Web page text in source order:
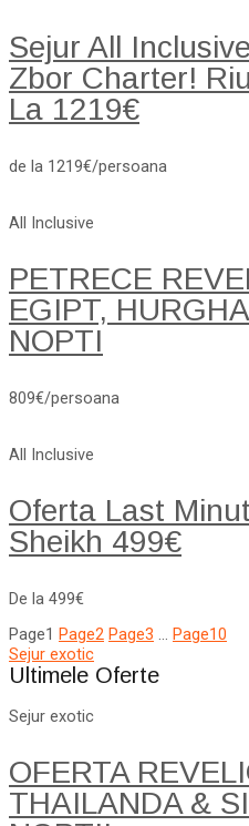
Sejur All
Zbor Charter!
La 1219€
de la 1219€/persoana
All Inclusive
PETRECE
EGIPT,
NOPTI
809€/persoana
All Inclusive
Oferta Last
Sheikh 499€
De la 499€
Page1 Page2 Page3 … Page10
Sejur exotic
Ultimele Oferte
Sejur exotic
OFERTA
THAILANDA &